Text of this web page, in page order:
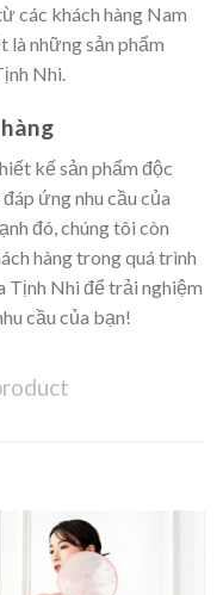
các khách hàng Nam
là những sản phẩm
Nhi.
kế sản phẩm độc
ứng nhu cầu của
đó, chúng tôi còn
hàng trong quá trình
Tịnh Nhi để trải nghiệm
cầu của bạn!